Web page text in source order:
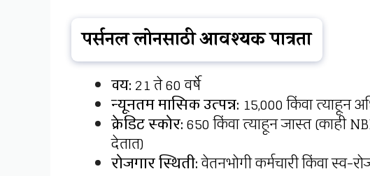
पर्सनल लोनसाठी आवश्यक पात्रता
वय: 21 ते 60 वर्षे
न्यूनतम मासिक उत्पन्न: ₹15,000 किंवा त्याहून
क्रेडिट स्कोर:650 किंवा त्याहून जास्त (काही
देतात)
रोजगार स्थिती:वेतनभोगी कर्मचारी किंवा